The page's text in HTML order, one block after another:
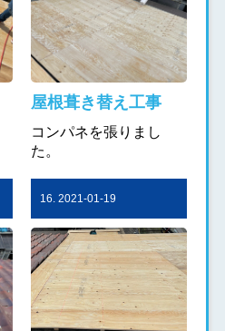
屋根葺き替え工事
コンパネを張りまし
た。
16. 2021-01-19